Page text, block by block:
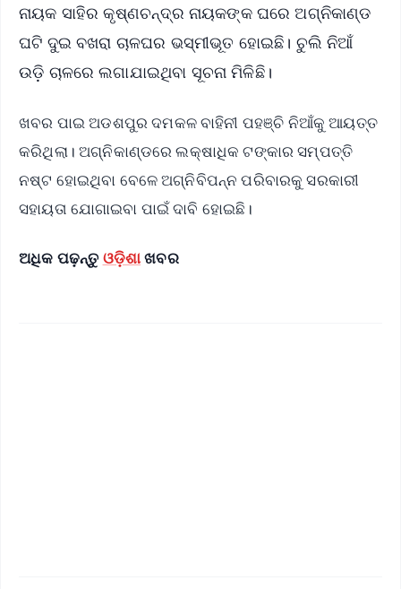
ନାୟକ ସାହିର କୃଷ୍ଣଚନ୍ଦ୍ର ନାୟକଙ୍କ ଘରେ ଅଗ୍ନିକାଣ୍ଡ
ଘଟି ଦୁଇ ବଖରା ଚାଳଘର ଭସ୍ମୀଭୂତ ହୋଇଛି। ଚୁଲି ନିଆଁ
ଉଡ଼ି ଚାଳରେ ଲଗାଯାଇଥିବା ସୂଚନା ମିଳିଛି।
ଖବର ପାଇ ଅଡଶପୁର ଦମକଳ ବାହିନୀ ପହଞ୍ଚି ନିଆଁକୁ ଆୟତ୍ତ
କରିଥିଲା। ଅଗ୍ନିକାଣ୍ଡରେ ଲକ୍ଷାଧିକ ଟଙ୍କାର ସମ୍ପତ୍ତି
ନଷ୍ଟ ହୋଇଥିବା ବେଳେ ଅଗ୍ନିବିପନ୍ନ ପରିବାରକୁ ସରକାରୀ
ସହାୟତା ଯୋଗାଇବା ପାଇଁ ଦାବି ହୋଇଛି।
ଅଧିକ ପଢ଼ନ୍ତୁ ଓଡ଼ିଶାଖବର